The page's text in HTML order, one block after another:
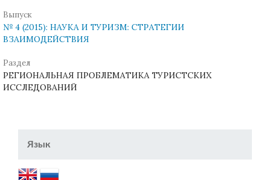
Выпуск
№ 4 (2015): НАУКА И ТУРИЗМ: СТРАТЕГИИ
ВЗАИМОДЕЙСТВИЯ
Раздел
РЕГИОНАЛЬНАЯ ПРОБЛЕМАТИКА ТУРИСТСКИХ
ИССЛЕДОВАНИЙ
Язык